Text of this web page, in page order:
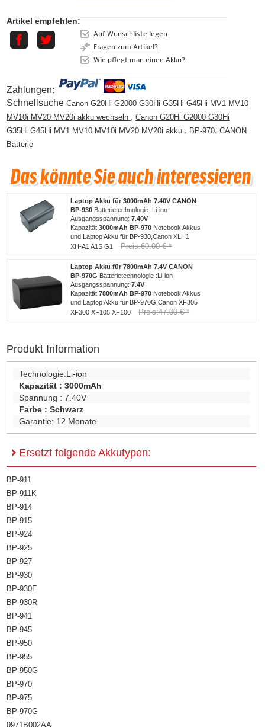
Artikel empfehlen:
Auf Wunschliste legen
Fragen zum Artikel?
Wie pflegt man einen Akku?
Zahlungen:
SchnellsucheCanon G20Hi G2000 G30Hi G35Hi G45Hi MV1 MV10
MV10i MV20 MV20i akku wechseln ,Canon G20Hi G2000 G30Hi
G35Hi G45Hi MV1 MV10 MV10i MV20 MV20i akku , BP-970,CANON
Batterie
Laptop Akku für 3000mAh 7.40V CANON
BP-930 Batterietechnologie :Li-ion
Ausgangsspannung:7.40V
Kapazität:3000mAh BP-970 Notebook Akkus
und Laptop Akku für BP-930,Canon XLH1
XH-A1 A1S G1
Preis:60.00 € *
Laptop Akku für 7800mAh 7.4V CANON
BP-970G Batterietechnologie :Li-ion
Ausgangsspannung:7.4V
Kapazität:7800mAh BP-970 Notebook Akkus
und Laptop Akku für BP-970G,Canon XF305
XF300 XF105 XF100
Preis:47.00 € *
Produkt Information
Technologie:Li-ion
Kapazität :3000mAh
Spannung :7.40V
Farbe :Schwarz
Garantie: 12 Monate
Ersetzt folgende Akkutypen:
BP-911
BP-911K
BP-914
BP-915
BP-924
BP-925
BP-927
BP-930
BP-930E
BP-930R
BP-941
BP-945
BP-950
BP-955
BP-950G
BP-970
BP-975
BP-970G
0971B002AA